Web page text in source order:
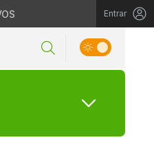
Entrar